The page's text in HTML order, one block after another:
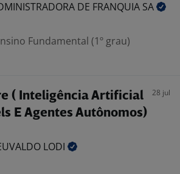
DE FRANQUIA SA
Fundamental (1º grau)
( Inteligência Artificial
E Agentes Autônomos)
28 jul
LODI